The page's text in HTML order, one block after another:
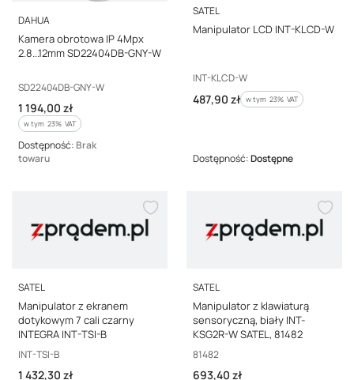
PRODUCENT
DAHUA
Kamera obrotowa IP 4Mpx
2.8...12mm SD22404DB-GNY-W
Kod producenta
SD22404DB-GNY-W
Cena brutto
1 194,00 zł
w tym %s VAT
w tym 23% VAT
Dostępność: Brak
towaru
PRODUCENT
SATEL
Manipulator LCD INT-KLCD-W
Kod producenta
INT-KLCD-W
Cena brutto
487,90 zł w tym %s VAT
w tym 23% VAT
Dostępność:Dostępne
PRODUCENT
SATEL
Manipulator z ekranem
dotykowym 7 cali czarny
INTEGRA INT-TSI-B
Kod producenta
INT-TSI-B
Cena brutto
1 432,30 zł
PRODUCENT
SATEL
Manipulator z klawiaturą
sensoryczną, biały INT-
KSG2R-W SATEL, 81482
Kod producenta
81482
Cena brutto
693,40 zł